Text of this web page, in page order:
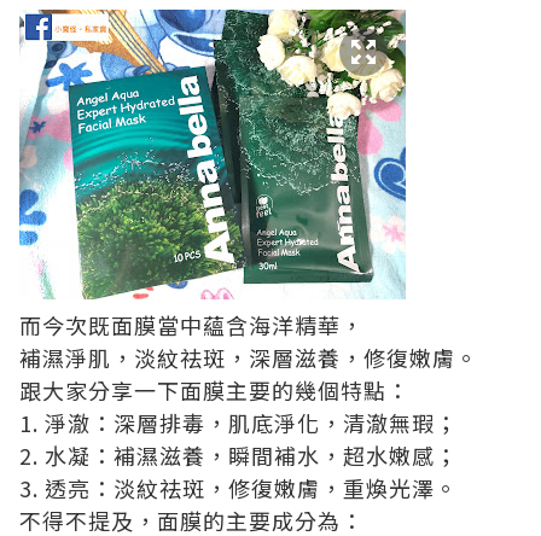
而今次既面膜當中蘊含海洋精華，
補濕淨肌，淡紋祛斑，深層滋養，修復嫩膚。
跟大家分享一下面膜主要的幾個特點：
1. 淨澈：深層排毒，肌底淨化，清澈無瑕；
2. ⽔凝：補濕滋養，瞬間補⽔，超⽔嫩感；
3. 透亮：淡紋祛斑，修復嫩膚，重煥光澤。
不得不提及，面膜的主要成分為：